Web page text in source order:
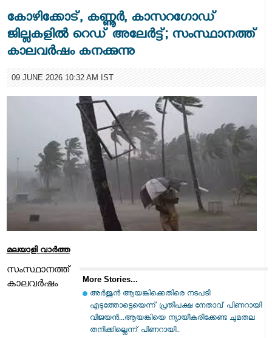
കോഴിക്കോട്, കണ്ണൂർ, കാസറഗോഡ്
ജില്ലകളിൽ റെഡ് അലേർട്ട്; സംസ്ഥാനത്ത്
കാലവർഷം കനക്കുന്നു
09 JUNE 2026 10:32 AM IST
മലയാളി വാര്‍ത്ത
More Stories...
അർജുൻ ആയങ്കിക്കെതിരെ നടപടി
എടുത്തോട്ടെയെന്ന് പ്രതിപക്ഷ നേതാവ് പിണറായി
വിജയൻ...ആയങ്കിയെ ന്യായീകരിക്കേണ്ട ചുമതല
തനിക്കില്ലെന്ന് പിണറായി..
സംസ്ഥാനത്ത്
കാലവർഷം